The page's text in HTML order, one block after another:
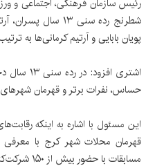
شطرنج رده سنی ۱۳
پویان بابایی و آرتیم کرمانی‌ها به
اشتری
حساس، نفرات برتر و قهرمان
این مسئول با اشاره به اینکه
قهرمان محلات شهر کرج با معرفی
مسابقات